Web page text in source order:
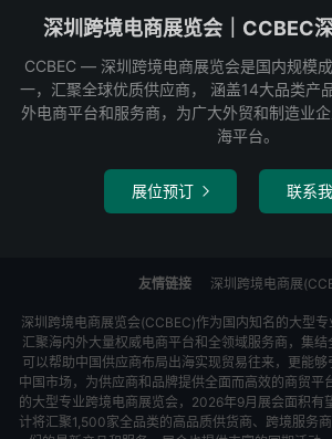
深圳跨境电商展览会｜CCBEC
CCBEC ― 深圳跨境电商展览会是国内规模
一，汇聚全球优质供应商， 涵盖14大品类产
外电商平台和服务商，为广大外贸和制造业
海平台。
展位预订  联系
友情链接 深圳跨境电商展
深圳跨境电商展览会(CCBEC)作为国内知名的大型
汇聚海内外大量权威电商平台和全领域服务商，集
可以帮助中国供应商布局出海实现贸易往来，更能
中国市场，为供应商和品牌提供全面而高效的商贸平
的大型专业跨境电商展览会，2026年9月展会面积
计将汇聚1,500家全品类的高品质供货商、跨境服务